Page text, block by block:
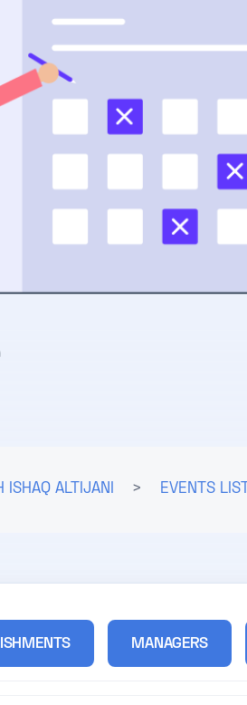
ISHAQ ALTIJANI > EVENTS LIST
MANAGERS